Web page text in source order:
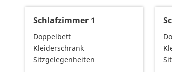
Schlafzimmer 1
Doppelbett
Kleiderschrank
Sitzgelegenheiten